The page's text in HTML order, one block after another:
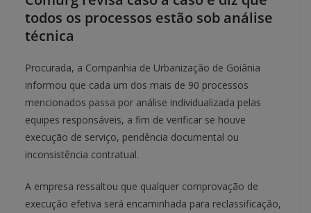
todos os processos estão sob análise
técnica
Procurada, a Companhia de Urbanização de Goiânia
informou que cada um dos mais de 90 processos
mencionados passa por análise individualizada pelas
equipes responsáveis, a fim de verificar se houve
execução de serviço, pendência documental ou
inconsistência contratual.
A empresa ressaltou que qualquer comprovação de
execução efetiva será encaminhada para reclassificação,